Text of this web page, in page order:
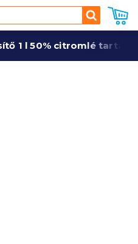
Keresés
1 l 50% citromlé